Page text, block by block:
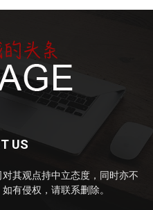
US
其观点持中立态度，同时亦不
有侵权，请联系删除。